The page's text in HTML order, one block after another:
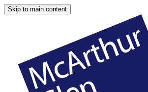
Skip to main content